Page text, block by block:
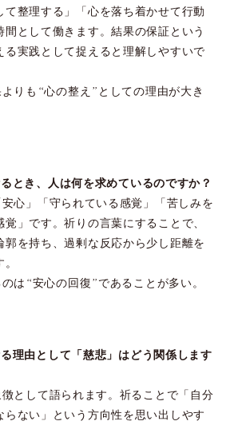
て整理する」「心を落ち着かせて行動
として働きます。結果の保証という
る実践として捉えると理解しやすいで
りも“心の整え”としての理由が大き
とき、人は何を求めているのですか？
心」「守られている感覚」「苦しみを
」です。祈りの言葉にすることで、
郭を持ち、過剰な反応から少し距離を
は“安心の回復”であることが多い。
理由として「慈悲」はどう関係します
として語られます。祈ることで「自分
らない」という方向性を思い出しやす